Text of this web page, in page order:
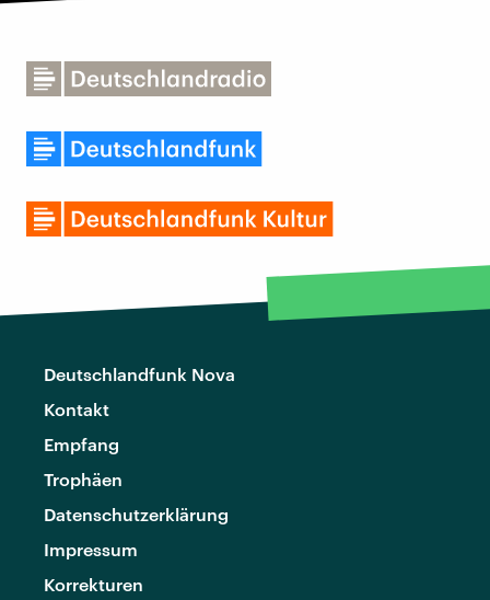
Deutschlandfunk Nova
Kontakt
Empfang
Trophäen
Datenschutzerklärung
Impressum
Korrekturen